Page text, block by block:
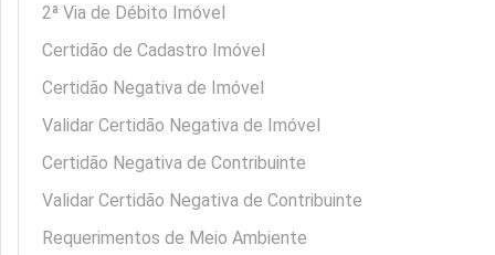
2ª Via de Débito Imóvel
Certidão de Cadastro Imóvel
Certidão Negativa de Imóvel
Validar Certidão Negativa de Imóvel
Certidão Negativa de Contribuinte
Validar Certidão Negativa de Contribuinte
Requerimentos de Meio Ambiente